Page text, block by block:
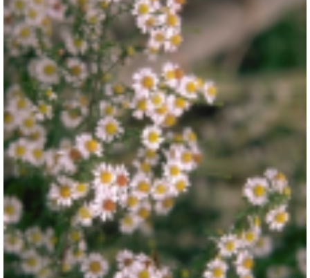
Aster
Aster falcatus 'White Heather'